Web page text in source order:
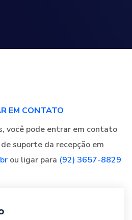
EM CONTATO
você pode entrar em contato
suporte da recepção em
ou ligar para (92) 3657-8829